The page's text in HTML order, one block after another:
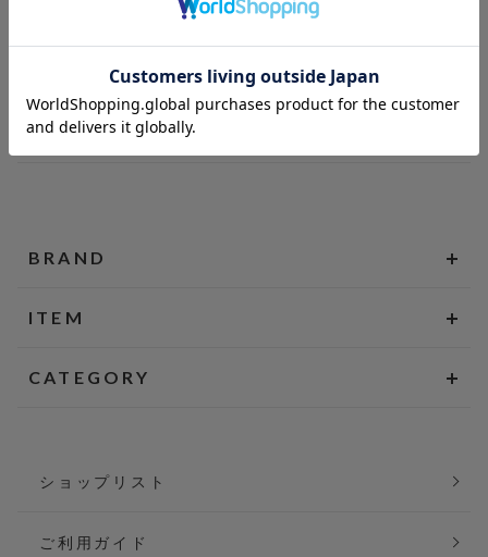
BRAND
ITEM
CATEGORY
ショップリスト
ご利用ガイド